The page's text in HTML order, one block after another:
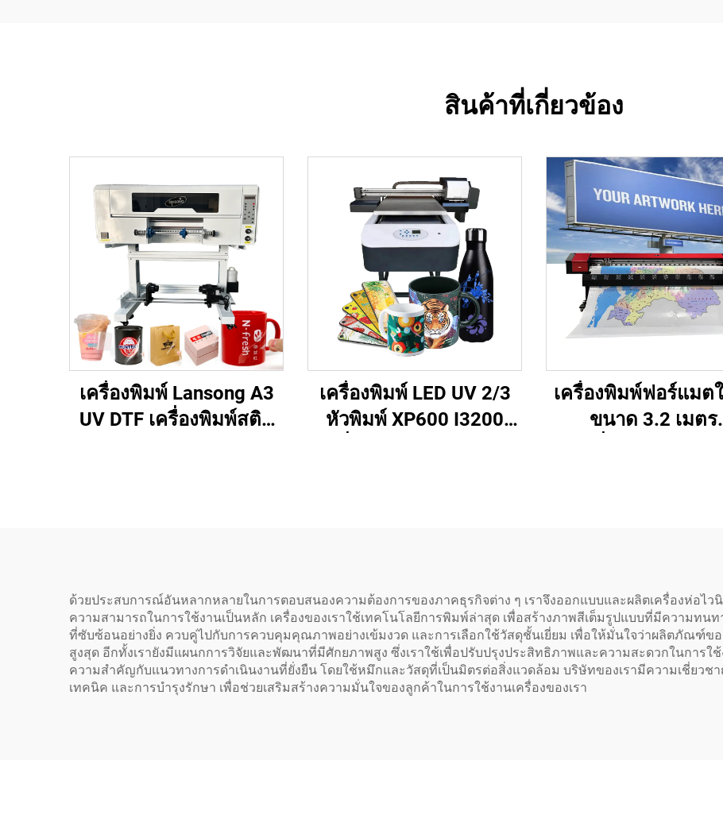
สินค้าที่เกี่ยวข้อง
เครื่องพิมพ์ Lansong A3
UV DTF เครื่องพิมพ์สติก
เครื่องพิมพ์ LED UV 2/3
หัวพิมพ์ XP600 I3200
เครื่องพิมพ์ฟอร์แมต
ขนาด 3.2 เมตร
ด้วยประสบการณ์อันหลากหลายในการตอบสนองความต้องการของภาคธุรกิจต่าง ๆ เราจึงออกแบบและผลิตเครื่องห่อไว
ความสามารถในการใช้งานเป็นหลัก เครื่องของเราใช้เทคโนโลยีการพิมพ์ล่าสุด เพื่อสร้างภาพสีเต็มรูปแบบที่มีความทน
ที่ซับซ้อนอย่างยิ่ง ควบคู่ไปกับการควบคุมคุณภาพอย่างเข้มงวด และการเลือกใช้วัสดุชั้นเยี่ยม เพื่อให้มั่นใจว่าผลิตภัณฑ์ข
สูงสุด อีกทั้งเรายังมีแผนกการวิจัยและพัฒนาที่มีศักยภาพสูง ซึ่งเราใช้เพื่อปรับปรุงประสิทธิภาพและความสะดวกในการใช้
ความสำคัญกับแนวทางการดำเนินงานที่ยั่งยืน โดยใช้หมึกและวัสดุที่เป็นมิตรต่อสิ่งแวดล้อม บริษัทของเรามีความเชี่ยว
เทคนิค และการบำรุงรักษา เพื่อช่วยเสริมสร้างความมั่นใจของลูกค้าในการใช้งานเครื่องของเรา